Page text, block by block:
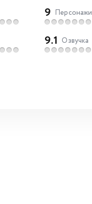
9 Персонажи
9.1 Озвучка